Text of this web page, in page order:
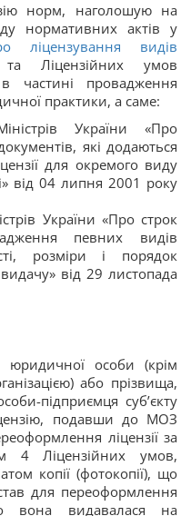
норм, наголошую на
нормативних актів у
ліцензування видів
Ліцензійних умов
провадження
практики, а саме:
України «Про
які додаються
для окремого виду
від 04 липня 2001 року
України «Про строк
певних видів
розміри і порядок
від 29 листопада
особи (крім
або прізвища,
підприємця суб’єкту
подавши до МОЗ
ліцензії за
4 Ліцензійних умов,
копії (фотокопії), що
для переоформлення
вона видавалася на